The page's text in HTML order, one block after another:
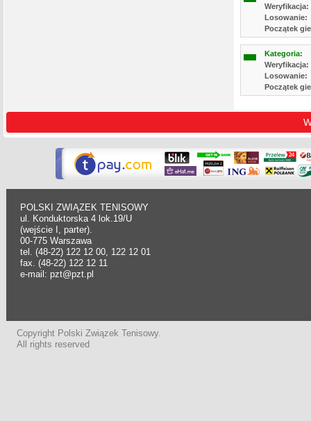
Weryfikacja:
Losowanie:
Początek
Kategoria:
Weryfikacja:
Losowanie:
Początek
POLSKI ZWIĄZEK TENISOWY
ul. Konduktorska 4 lok.19/U
(wejście I, parter).
00-775 Warszawa
tel. (48-22) 122 12 00, 122 12 01
fax. (48-22) 122 12 11
e-mail: pzt@pzt.pl
Copyright Polski Związek Tenisowy.
All rights reserved